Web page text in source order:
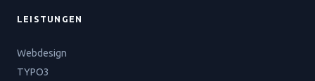
LEISTUNGEN
Webdesign
TYPO3